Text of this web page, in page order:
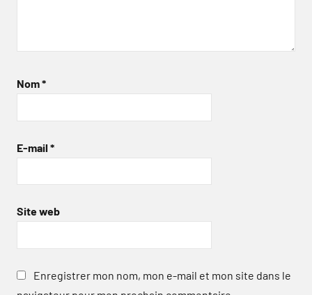
Nom*
E-mail *
Site web
Enregistrer mon nom, mon e-mail et mon site dans le